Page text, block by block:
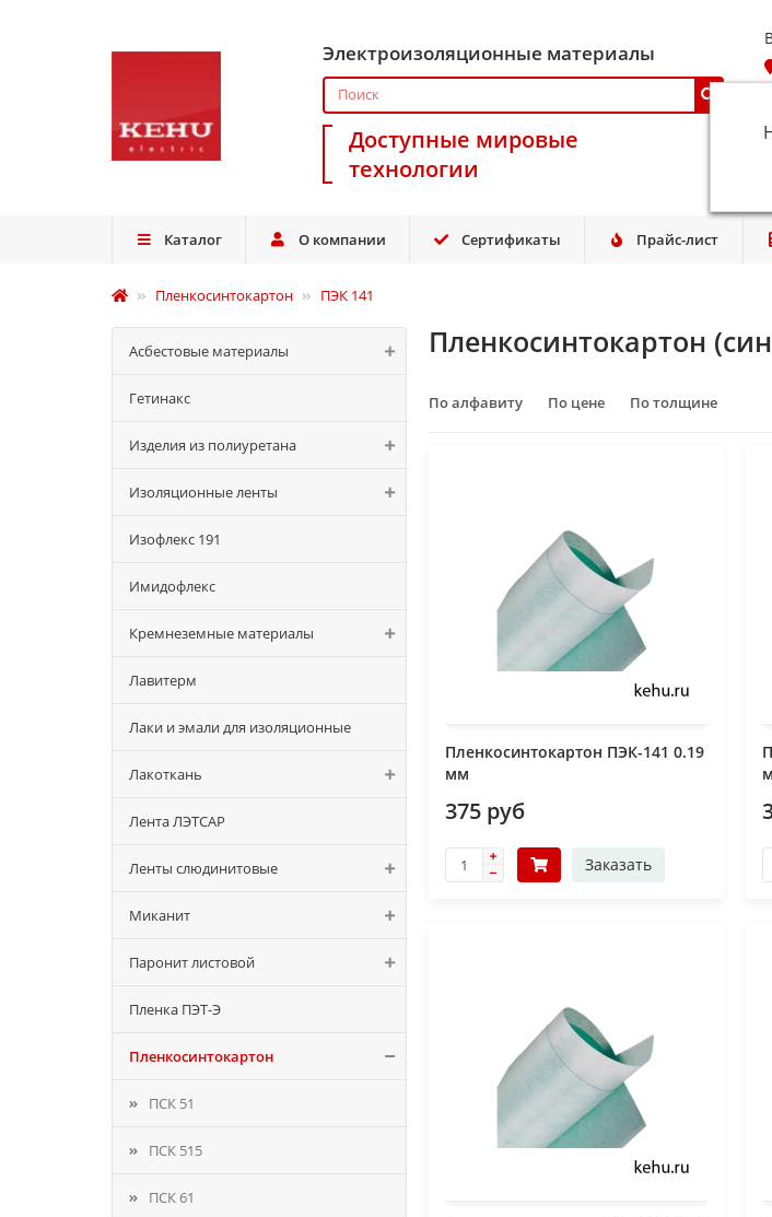
Электроизоляционные материалы
Доступные мировые
технологии
Каталог О компании Сертификаты Прайс-лист
Пленкосинтокартон ПЭК 141
Асбестовые материалы
Гетинакс
Изделия из полиуретана
Изоляционные ленты
Изофлекс 191
Имидофлекс
Кремнеземные материалы
Лавитерм
Лаки и эмали для изоляционные
Лакоткань
Лента ЛЭТСАР
Ленты слюдинитовые
Миканит
Паронит листовой
Пленка ПЭТ-Э
Пленкосинтокартон
ПСК 51
ПСК 515
ПСК 61
Пленкосинтокартон
По алфавиту По цене По толщине
Пленкосинтокартон ПЭК-141 0.19
мм
375 руб
Заказать